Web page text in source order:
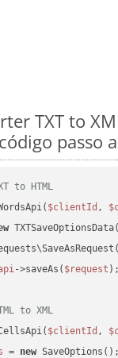
TXT to
passo
to HTML
$clientId ,
->saveAs( $request );
to XML
$clientId ,
= new